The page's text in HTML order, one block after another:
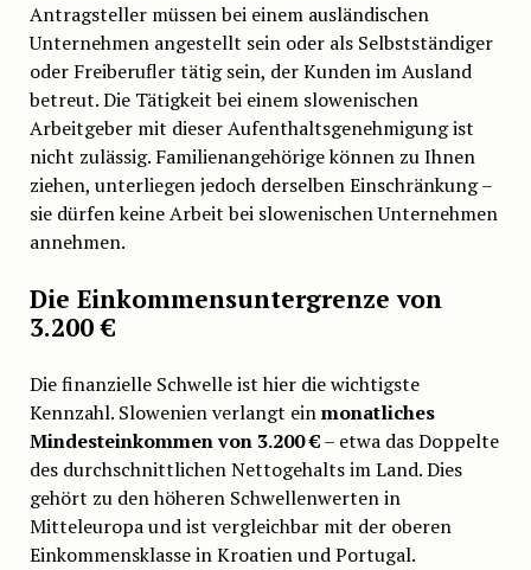
Antragsteller müssen bei einem ausländischen
Unternehmen angestellt sein oder als Selbstständiger
oder Freiberufler tätig sein, der Kunden im Ausland
betreut. Die Tätigkeit bei einem slowenischen
Arbeitgeber mit dieser Aufenthaltsgenehmigung ist
nicht zulässig. Familienangehörige können zu Ihnen
ziehen, unterliegen jedoch derselben Einschränkung –
sie dürfen keine Arbeit bei slowenischen Unternehmen
annehmen.
Die Einkommensuntergrenze von
3.200 €
Die finanzielle Schwelle ist hier die wichtigste
Kennzahl. Slowenien verlangt einmonatliches
Mindesteinkommen von 3.200 €– etwa das Doppelte
des durchschnittlichen Nettogehalts im Land. Dies
gehört zu den höheren Schwellenwerten in
Mitteleuropa und ist vergleichbar mit der oberen
Einkommensklasse in Kroatien und Portugal.